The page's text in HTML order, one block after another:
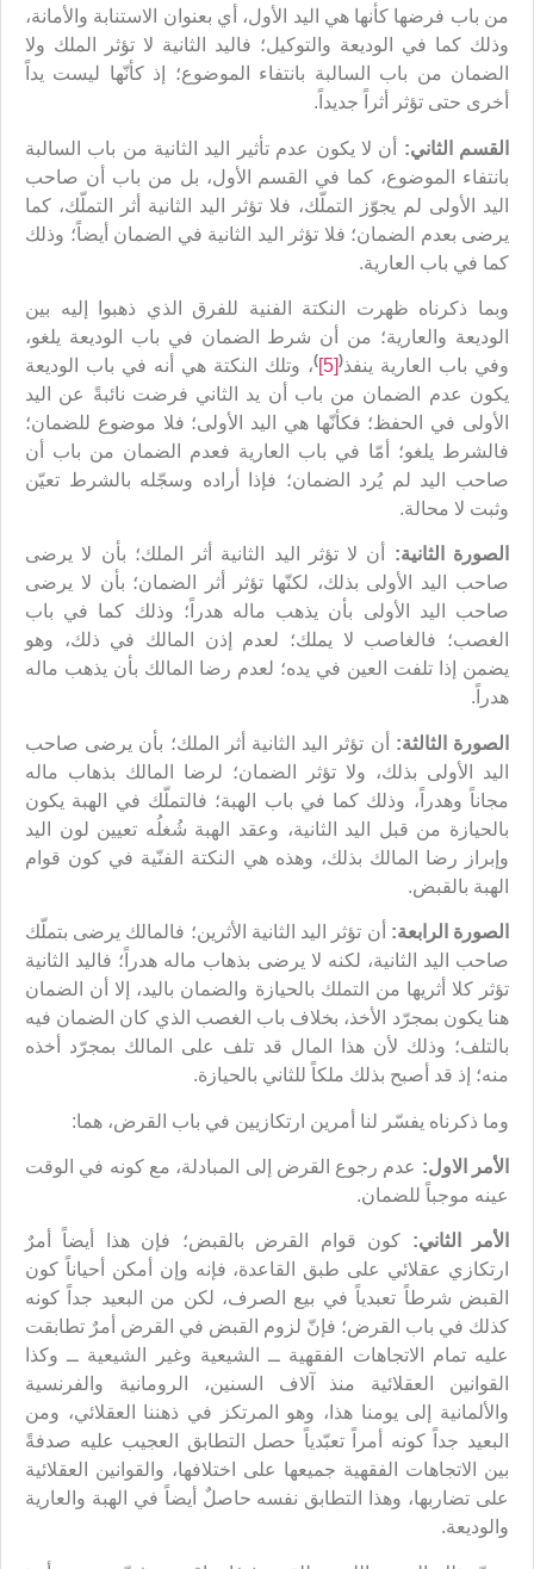
من باب فرضها كأنها هي اليد الأول، أي بعنوان الاستنابة والأمانة،
وذلك كما في الوديعة والتوكيل؛ فاليد الثانية لا تؤثر الملك ولا
الضمان من باب السالبة بانتفاء الموضوع؛ إذ كأنّها ليست يداً
أخرى حتى تؤثر أثراً جديداً.
القسم الثاني: أن لا يكون عدم تأثير اليد الثانية من باب السالبة
بانتفاء الموضوع، كما في القسم الأول، بل من باب أن صاحب
اليد الأولى لم يجوّز التملّك، فلا تؤثر اليد الثانية أثر التملّك، كما
يرضى بعدم الضمان؛ فلا تؤثر اليد الثانية في الضمان أيضاً؛ وذلك
كما في باب العارية.
وبما ذكرناه ظهرت النكتة الفنية للفرق الذي ذهبوا إليه بين
الوديعة والعارية؛ من أن شرط الضمان في باب الوديعة يلغو،
وفي باب العارية ينفذ(
[5]
)، وتلك النكتة هي أنه في باب الوديعة
يكون عدم الضمان من باب أن يد الثاني فرضت نائبةً عن اليد
الأولى في الحفظ؛ فكأنّها هي اليد الأولى؛ فلا موضوع للضمان؛
فالشرط يلغو؛ أمّا في باب العارية فعدم الضمان من باب أن
صاحب اليد لم يُرد الضمان؛ فإذا أراده وسجّله بالشرط تعيّن
وثبت لا محالة.
الصورة الثانية: أن لا تؤثر اليد الثانية أثر الملك؛ بأن لا يرضى
صاحب اليد الأولى بذلك، لكنّها تؤثر أثر الضمان؛ بأن لا يرضى
صاحب اليد الأولى بأن يذهب ماله هدراً؛ وذلك كما في باب
الغصب؛ فالغاصب لا يملك؛ لعدم إذن المالك في ذلك، وهو
يضمن إذا تلفت العين في يده؛ لعدم رضا المالك بأن يذهب ماله
هدراً.
الصورة الثالثة: أن تؤثر اليد الثانية أثر الملك؛ بأن يرضى صاحب
اليد الأولى بذلك، ولا تؤثر الضمان؛ لرضا المالك بذهاب ماله
مجاناً وهدراً، وذلك كما في باب الهبة؛ فالتملّك في الهبة يكون
بالحيازة من قبل اليد الثانية، وعقد الهبة شُغلُه تعيين لون اليد
وإبراز رضا المالك بذلك، وهذه هي النكتة الفنّية في كون قوام
الهبة بالقبض.
الصورة الرابعة: أن تؤثر اليد الثانية الأثرين؛ فالمالك يرضى بتملّك
صاحب اليد الثانية، لكنه لا يرضى بذهاب ماله هدراً؛ فاليد الثانية
تؤثر كلا أثريها من التملك بالحيازة والضمان باليد، إلا أن الضمان
هنا يكون بمجرّد الأخذ، بخلاف باب الغصب الذي كان الضمان فيه
بالتلف؛ وذلك لأن هذا المال قد تلف على المالك بمجرّد أخذه
منه؛ إذ قد أصبح بذلك ملكاً للثاني بالحيازة.
وما ذكرناه يفسّر لنا أمرين ارتكازيين في باب القرض، هما:
الأمر الاول: عدم رجوع القرض إلى المبادلة، مع كونه في الوقت
عينه موجباً للضمان.
الأمر الثاني: كون قوام القرض بالقبض؛ فإن هذا أيضاً أمرٌ
ارتكازي عقلائي على طبق القاعدة، فإنه وإن أمكن أحياناً كون
القبض شرطاً تعبدياً في بيع الصرف، لكن من البعيد جداً كونه
كذلك في باب القرض؛ فإنّ لزوم القبض في القرض أمرٌ تطابقت
عليه تمام الاتجاهات الفقهية ــ الشيعية وغير الشيعية ــ وكذا
القوانين العقلائية منذ آلاف السنين، الرومانية والفرنسية
والألمانية إلى يومنا هذا، وهو المرتكز في ذهننا العقلائي، ومن
البعيد جداً كونه أمراً تعبّدياً حصل التطابق العجيب عليه صدفةً
بين الاتجاهات الفقهية جميعها على اختلافها، والقوانين العقلائية
على تضاربها، وهذا التطابق نفسه حاصلٌ أيضاً في الهبة والعارية
والوديعة.